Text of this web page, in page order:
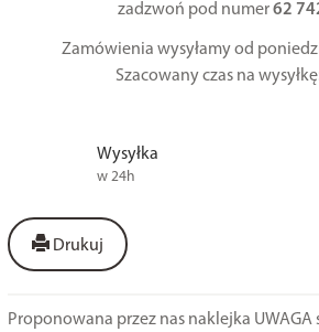
zadzwoń pod numer62
Zamówienia wysyłamy od
Szacowany czas na
Wysyłka
w 24h
Drukuj
Proponowana przez nas naklejka UWAGA